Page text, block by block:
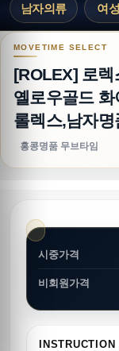
남자의류 여
[ROLEX] 로렉
[ROLEX] 로
옐로우골드
롤렉스,남자
홍콩명품 무브타임
시중가격
비회원가격
INSTRUCTION